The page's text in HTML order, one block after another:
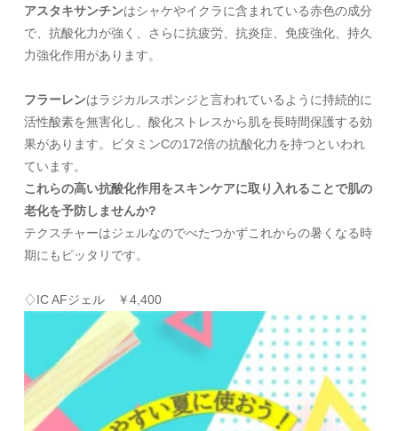
アスタキサンチンはシャケやイクラに含まれている赤色の成分
で、抗酸化力が強く、さらに抗疲労、抗炎症、免疫強化、持久
力強化作用があります。
フラーレンはラジカルスポンジと言われているように持続的に
活性酸素を無害化し、酸化ストレスから肌を長時間保護する効
果があります。ビタミンCの172倍の抗酸化力を持つといわれ
ています。
これらの高い抗酸化作用をスキンケアに取り入れることで肌の
老化を予防しませんか?
テクスチャーはジェルなのでべたつかずこれからの暑くなる時
期にもピッタリです。
♢IC AFジェル ￥4,400